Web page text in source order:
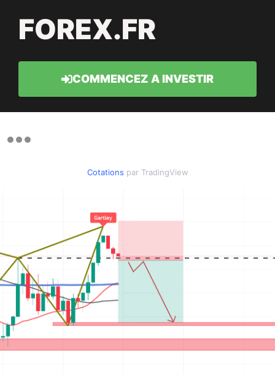
FOREX.FR
COMMENCEZ A INVESTIR
Cotations par TradingView